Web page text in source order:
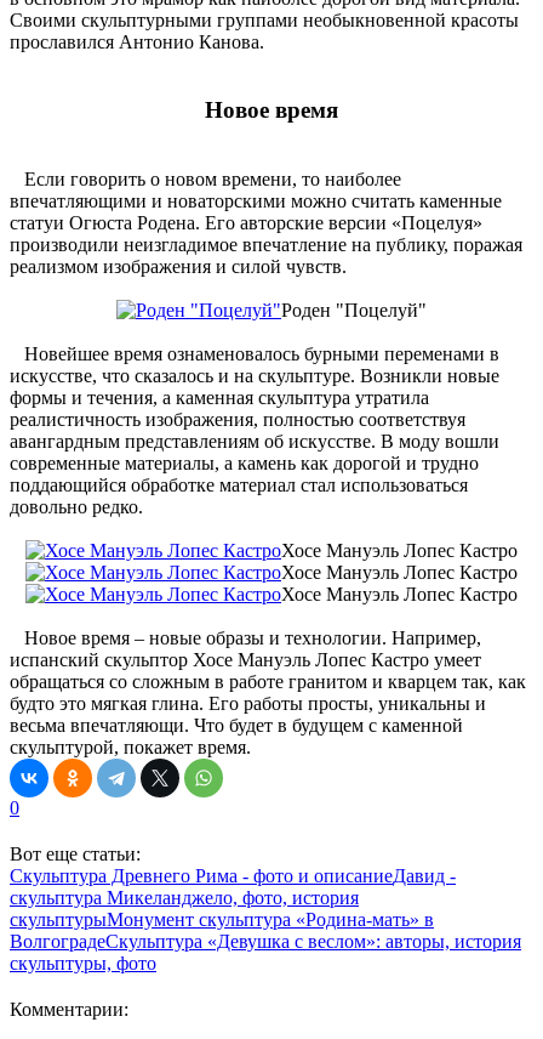
Своими скульптурными группами необыкновенной красоты
прославился Антонио Канова.
Новое время
Если говорить о новом времени, то наиболее
впечатляющими и новаторскими можно считать каменные
статуи Огюста Родена. Его авторские версии «Поцелуя»
производили неизгладимое впечатление на публику, поражая
реализмом изображения и силой чувств.
Роден "Поцелуй"
Новейшее время ознаменовалось бурными переменами в
искусстве, что сказалось и на скульптуре. Возникли новые
формы и течения, а каменная скульптура утратила
реалистичность изображения, полностью соответствуя
авангардным представлениям об искусстве. В моду вошли
современные материалы, а камень как дорогой и трудно
поддающийся обработке материал стал использоваться
довольно редко.
Хосе Мануэль Лопес Кастро
Хосе Мануэль Лопес Кастро
Хосе Мануэль Лопес Кастро
Новое время – новые образы и технологии. Например,
испанский скульптор Хосе Мануэль Лопес Кастро умеет
обращаться со сложным в работе гранитом и кварцем так, как
будто это мягкая глина. Его работы просты, уникальны и
весьма впечатляющи. Что будет в будущем с каменной
скульптурой, покажет время.
0
Вот еще статьи:
Скульптура Древнего Рима - фото и описаниеДавид -
скульптура Микеланджело, фото, история
скульптурыМонумент скульптура «Родина-мать» в
ВолгоградеСкульптура «Девушка с веслом»: авторы, история
скульптуры, фото
Комментарии: